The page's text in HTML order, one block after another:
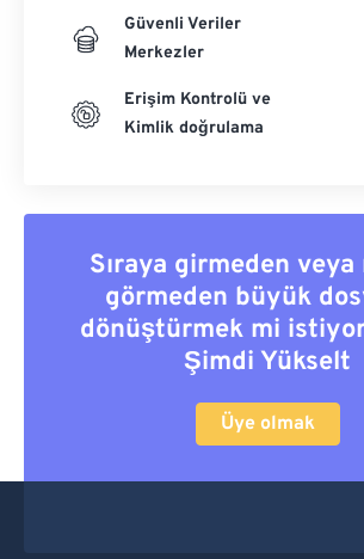
Güvenli Veriler
Merkezler
Erişim Kontrolü ve
Kimlik doğrulama
Sıraya girmeden veya
görmeden büyük
dönüştürmek mi
Şimdi Yükselt
Üye olmak